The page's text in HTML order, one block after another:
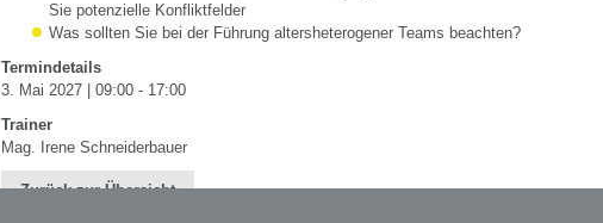
Sie potenzielle Konfliktfelder
Was sollten Sie bei der Führung altersheterogener Teams beachten?
Termindetails
3. Mai 2027 | 09:00 - 17:00
Trainer
Mag. Irene Schneiderbauer
Zurück zur Übersicht